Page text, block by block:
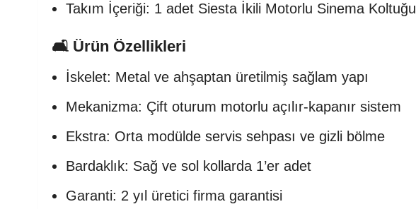
Takım İçeriği: 1 adet Siesta İkili Motorlu Sinema Koltuğu
🛋️ Ürün Özellikleri
İskelet: Metal ve ahşaptan üretilmiş sağlam yapı
Mekanizma: Çift oturum motorlu açılır-kapanır sistem
Ekstra: Orta modülde servis sehpası ve gizli bölme
Bardaklık: Sağ ve sol kollarda 1’er adet
Garanti: 2 yıl üretici firma garantisi